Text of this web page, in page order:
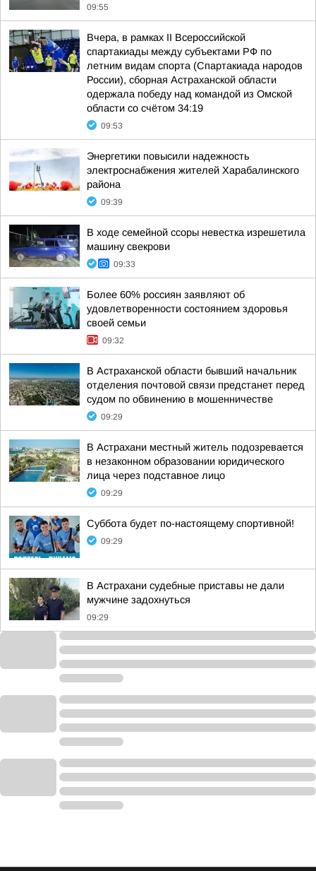
09:55
Вчера, в рамках II Всероссийской
спартакиады между субъектами РФ по
летним видам спорта (Спартакиада народов
России), сборная Астраханской области
одержала победу над командой из Омской
области со счётом 34:19
09:53
Энергетики повысили надежность
электроснабжения жителей Харабалинского
района
09:39
В ходе семейной ссоры невестка изрешетила
машину свекрови
09:33
Более 60% россиян заявляют об
удовлетворенности состоянием здоровья
своей семьи
09:32
В Астраханской области бывший начальник
отделения почтовой связи предстанет перед
судом по обвинению в мошенничестве
09:29
В Астрахани местный житель подозревается
в незаконном образовании юридического
лица через подставное лицо
09:29
Суббота будет по-настоящему спортивной!
09:29
В Астрахани судебные приставы не дали
мужчине задохнуться
09:29